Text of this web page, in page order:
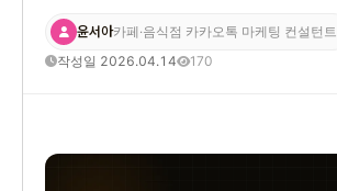
윤서아카페·음식점 카카오톡 마케팅 컨설턴트
작성일 2026.04.14 170